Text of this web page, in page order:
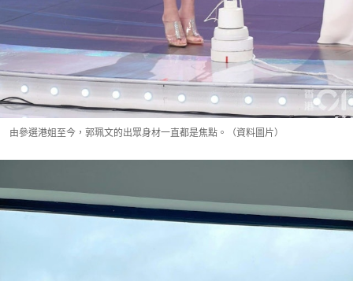
由參選港姐至今，郭珮文的出眾身材一直都是焦點。（資料圖片）